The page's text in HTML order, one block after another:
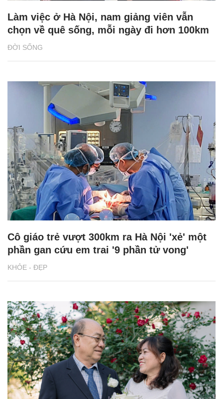
ĐỜI SỐNG
Làm việc ở Hà Nội, nam giảng viên vẫn
chọn về quê sống, mỗi ngày đi hơn 100km
KHỎE - ĐẸP
Cô giáo trẻ vượt 300km ra Hà Nội 'xẻ' một
phần gan cứu em trai '9 phần tử vong'